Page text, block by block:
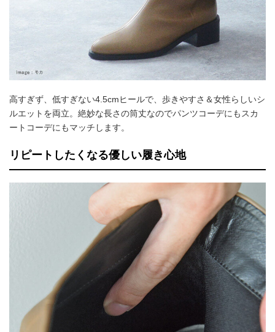
高すぎず、低すぎない4.5cmヒールで、歩きやすさ＆女性らしいシ
ルエットを両立。絶妙な長さの筒丈なのでパンツコーデにもスカ
ートコーデにもマッチします。
リピートしたくなる優しい履き心地